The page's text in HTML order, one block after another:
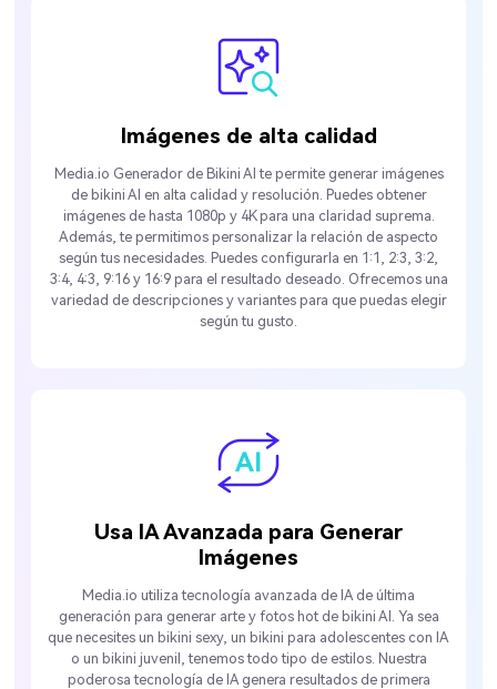
Imágenes de alta calidad
Media.io Generador de Bikini AI te permite generar imágenes
de bikini AI en alta calidad y resolución. Puedes obtener
imágenes de hasta 1080p y 4K para una claridad suprema.
Además, te permitimos personalizar la relación de aspecto
según tus necesidades. Puedes configurarla en 1:1, 2:3, 3:2,
3:4, 4:3, 9:16 y 16:9 para el resultado deseado. Ofrecemos una
variedad de descripciones y variantes para que puedas elegir
según tu gusto.
Usa IA Avanzada para Generar
Imágenes
Media.io utiliza tecnología avanzada de IA de última
generación para generar arte y fotos hot de bikini AI. Ya sea
que necesites un bikini sexy, un bikini para adolescentes con IA
o un bikini juvenil, tenemos todo tipo de estilos. Nuestra
poderosa tecnología de IA genera resultados de primera